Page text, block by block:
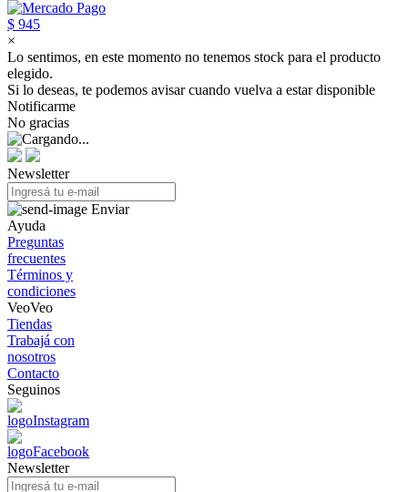
$ 945
×
Lo sentimos, en este momento no tenemos stock para el producto
elegido.
Si lo deseas, te podemos avisar cuando vuelva a estar disponible
Notificarme
No gracias
Newsletter
Enviar
Ayuda
Preguntas
frecuentes
Términos y
condiciones
VeoVeo
Tiendas
Trabajá con
nosotros
Contacto
Seguinos
Newsletter